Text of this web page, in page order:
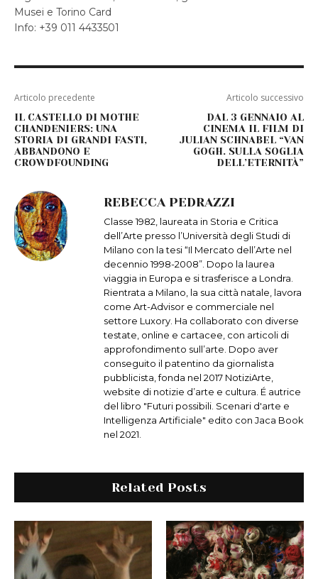
Musei e Torino Card
Info: +39 011 4433501
Articolo precedente
IL CASTELLO DI MOTHE
CHANDENIERS: UNA
STORIA DI GRANDI FASTI,
ABBANDONO E
CROWDFOUNDING
Articolo successivo
DAL 3 GENNAIO AL
CINEMA IL FILM DI
JULIAN SCHNABEL “VAN
GOGH. SULLA SOGLIA
DELL’ETERNITÀ”
REBECCA PEDRAZZI
Classe 1982, laureata in Storia e Critica
dell’Arte presso l’Università degli Studi di
Milano con la tesi “Il Mercato dell’Arte nel
decennio 1998-2008”. Dopo la laurea
viaggia in Europa e si trasferisce a Londra.
Rientrata a Milano, la sua città natale, lavora
come Art-Advisor e commerciale nel
settore Luxory. Ha collaborato con diverse
testate, online e cartacee, con articoli di
approfondimento sull’arte. Dopo aver
conseguito il patentino da giornalista
pubblicista, fonda nel 2017 NotiziArte,
website di notizie d’arte e cultura. É autrice
del libro "Futuri possibili. Scenari d'arte e
Intelligenza Artificiale" edito con Jaca Book
nel 2021.
Related Posts